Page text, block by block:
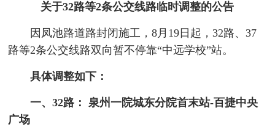
关于32路等2条公交线路临时调整的公告
因凤池路道路封闭施工，8月19日起，32路、37
路等2条公交线路双向暂不停靠“中远学校”站。
具体调整如下：
一、32路： 泉州一院城东分院首末站-百捷中央
广场